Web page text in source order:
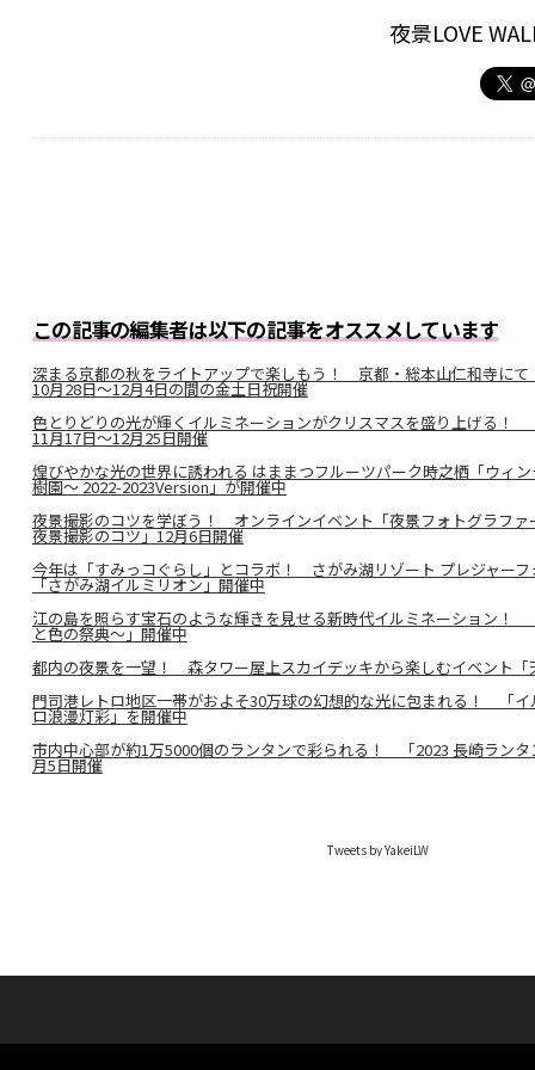
夜景LOVE
この記事の編集者は以下の記事をオススメしています
深まる京都の秋をライトアップで楽しもう！ 京都・総本山仁和寺にて
10月28日～12月4日の間の金土日祝開催
色とりどりの光が輝くイルミネーションがクリスマスを盛り上げる！
11月17日〜12月25日開催
煌びやかな光の世界に誘われる はままつフルーツパーク時之栖「ウィ
樹園〜 2022-2023Version」が開催中
夜景撮影のコツを学ぼう！ オンラインイベント「夜景フォトグラファ
夜景撮影のコツ」12月6日開催
今年は「すみっコぐらし」とコラボ！ さがみ湖リゾート プレジャー
「さがみ湖イルミリオン」開催中
江の島を照らす宝石のような輝きを見せる新時代イルミネーション！
と色の祭典〜」開催中
都内の夜景を一望！ 森タワー屋上スカイデッキから楽しむイベント「
門司港レトロ地区一帯がおよそ30万球の幻想的な光に包まれる！ 「イ
ロ浪漫灯彩」を開催中
市内中心部が約1万5000個のランタンで彩られる！ 「2023 長崎ランタ
月5日開催
Tweets by YakeiLW